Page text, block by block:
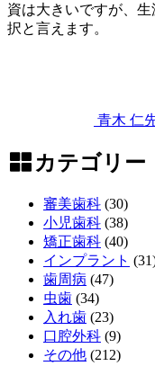
資は大きいですが、
択と言えます。
青木 仁
ン
プ
カテゴリー
審美歯科 (30)
小児歯科 (38)
矯正歯科 (40)
インプラント
歯周病 (47)
虫歯 (34)
入れ歯 (23)
口腔外科 (9)
その他 (212)